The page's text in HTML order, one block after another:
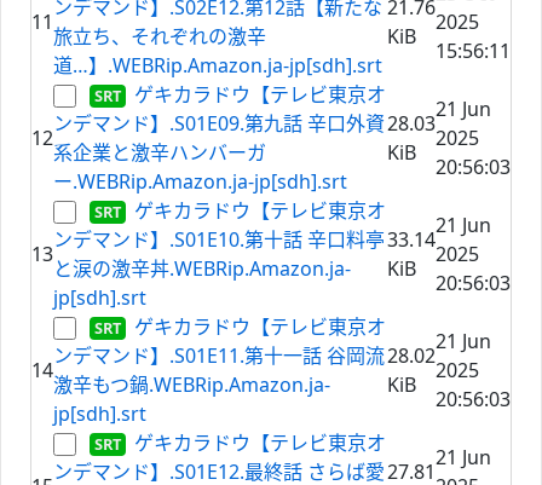
11
ンデマンド】.S02E12.第12話【新たな
旅立ち、それぞれの激辛
道…】.WEBRip.Amazon.ja-jp[sdh].srt
21.76
KiB
2025
15:56:11
12
ゲキカラドウ【テレビ東京オ
ンデマンド】.S01E09.第九話 辛口外資
系企業と激辛ハンバーガ
ー.WEBRip.Amazon.ja-jp[sdh].srt
28.03
KiB
21 Jun
2025
20:56:03
13
ゲキカラドウ【テレビ東京オ
ンデマンド】.S01E10.第十話 辛口料亭
と涙の激辛丼.WEBRip.Amazon.ja-
jp[sdh].srt
33.14
KiB
21 Jun
2025
20:56:03
14
ゲキカラドウ【テレビ東京オ
ンデマンド】.S01E11.第十一話 谷岡流
激辛もつ鍋.WEBRip.Amazon.ja-
jp[sdh].srt
28.02
KiB
21 Jun
2025
20:56:03
ゲキカラドウ【テレビ東京オ
ンデマンド】.S01E12.最終話 さらば愛27.81
21 Jun